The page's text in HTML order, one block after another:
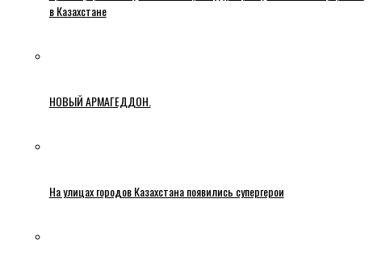
в Казахстане
НОВЫЙ АРМАГЕДДОН.
На улицах городов Казахстана появились супергерои